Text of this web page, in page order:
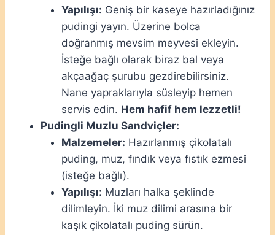
Yapılışı: Geniş bir kaseye hazırladığınız
pudingi yayın. Üzerine bolca
doğranmış mevsim meyvesi ekleyin.
İsteğe bağlı olarak biraz bal veya
akçaağaç şurubu gezdirebilirsiniz.
Nane yapraklarıyla süsleyip hemen
servis edin. Hem hafif hem lezzetli!
Pudingli Muzlu Sandviçler:
Malzemeler: Hazırlanmış çikolatalı
puding, muz, fındık veya fıstık ezmesi
(isteğe bağlı).
Yapılışı: Muzları halka şeklinde
dilimleyin. İki muz dilimi arasına bir
kaşık çikolatalı puding sürün.